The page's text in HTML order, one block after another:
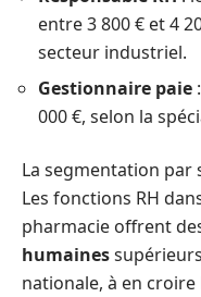
entre 3 800 € et 4
secteur industriel.
Gestionnaire paie
000 €, selon la
La segmentation par
Les fonctions RH
pharmacie offrent
humaines
nationale, à en